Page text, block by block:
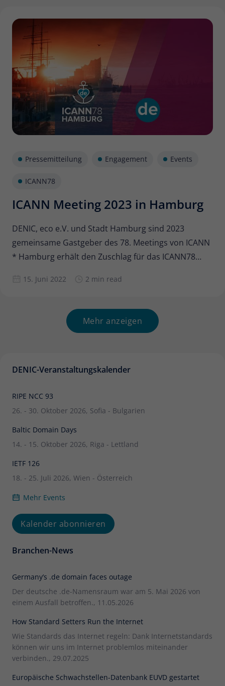
weil
Pressemitteilung Engagement Events
ICANN78
ICANN Meeting 2023 in Hamburg
DENIC, eco e.V. und Stadt Hamburg sind 2023
gemeinsame Gastgeber des 78. Meetings von ICANN
* Hamburg erhält den Zuschlag für das ICANN78
Freie und Hansestadt Hamburg erwarten rund 2.500
Politik, Wirtschaft und Zivilgesellschaft aus der
15. Juni 2022 2 min read
Mehr anzeigen
DENIC-Veranstaltungskalender
RIPE NCC 93
26. - 30. Oktober 2026, Sofia - Bulgarien
Baltic Domain Days
14. - 15. Oktober 2026, Riga - Lettland
IETF 126
18. - 25. Juli 2026, Wien - Österreich
Mehr Events
Kalender abonnieren
Branchen-News
Germany’s .de domain faces outage
Der deutsche .de-Namensraum war am 5. Mai 2026 von
einem Ausfall betroffen., 11.05.2026
How Standard Setters Run the Internet
Wie Standards das Internet regeln: Dank Internetstandards
können wir uns im Internet problemlos miteinander
verbinden., 29.07.2025
Europäische Schwachstellen-Datenbank EUVD gestartet